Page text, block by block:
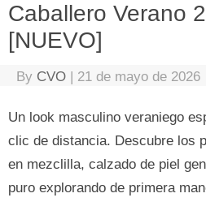
Caballero Verano
[NUEVO]
By CVO | 21 de mayo de 2026
Un look masculino veraniego
clic de distancia. Descubre los
en mezclilla, calzado de piel
puro explorando de primera